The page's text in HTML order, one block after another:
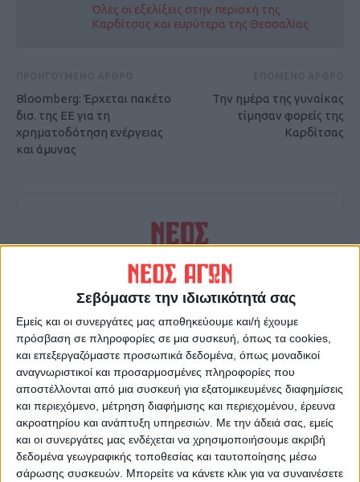
Σεβόμαστε την ιδιωτικότητά σας
Εμείς και οι συνεργάτες μας αποθηκεύουμε και/ή έχουμε
πρόσβαση σε πληροφορίες σε μια συσκευή, όπως τα cookies,
και επεξεργαζόμαστε προσωπικά δεδομένα, όπως μοναδικοί
αναγνωριστικοί και προσαρμοσμένες πληροφορίες που
αποστέλλονται από μια συσκευή για εξατομικευμένες διαφημίσεις
και περιεχόμενο, μέτρηση διαφήμισης και περιεχομένου, έρευνα
ακροατηρίου και ανάπτυξη υπηρεσιών. Με την άδειά σας, εμείς
και οι συνεργάτες μας ενδέχεται να χρησιμοποιήσουμε ακριβή
δεδομένα γεωγραφικής τοποθεσίας και ταυτοποίησης μέσω
σάρωσης συσκευών. Μπορείτε να κάνετε κλικ για να συναινέσετε
Όλες οι εξελίξεις στην περιοχή της
Καρδίτσας και ευρύτερα της Θεσσαλίας
Bloomberg: Έρχεται πακέτο
δισ. της ΕΕ για τη
χρηματοδότηση ενέργειας
και άμυνας
Την ημέρα της γυναίκας
τίμησαν φορείς της
Καρδίτσας
ΝΕΟΣ ΑΓΩΝ
https://neosagon.gr
Η Αρχαιότερη Καθημερινή Πρωινή Εφημερίδα της Καρδίτσας
ΠΑΡΟΜΟΙΑ ΑΡΘΡΑ